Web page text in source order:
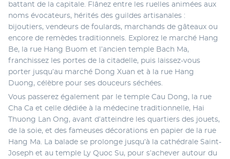
battant de la capitale. Flânez entre les ruelles animées aux
noms évocateurs, hérités des guildes artisanales :
bijoutiers, vendeurs de foulards, marchands de gâteaux ou
encore de remèdes traditionnels. Explorez le marché Hang
Be, la rue Hang Buom et l’ancien temple Bach Ma,
franchissez les portes de la citadelle, puis laissez-vous
porter jusqu’au marché Dong Xuan et à la rue Hang
Duong, célèbre pour ses douceurs séchées.
Vous passerez également par le temple Cau Dong, la rue
Cha Ca et celle dédiée à la médecine traditionnelle, Hai
Thuong Lan Ong, avant d’atteindre les quartiers des jouets,
de la soie, et des fameuses décorations en papier de la rue
Hang Ma. La balade se prolonge jusqu’à la cathédrale Saint-
Joseph et au temple Ly Quoc Su, pour s’achever autour du